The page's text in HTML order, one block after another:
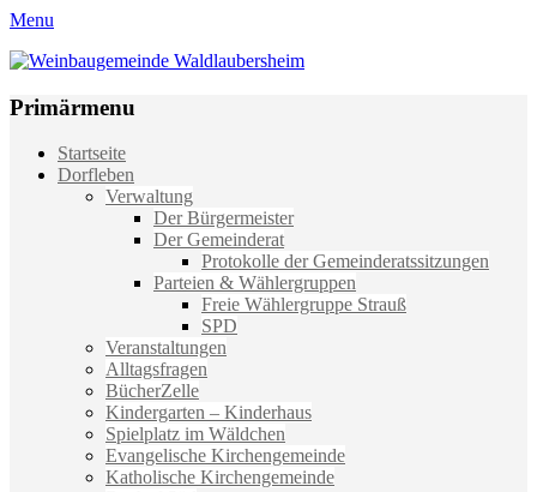
Menu
Weinbaugemeinde Waldlaubersheim
Primärmenu
Weiter
zum
Startseite
Dorfleben
Verwaltung
Der Bürgermeister
Der Gemeinderat
Protokolle der Gemeinderatssitzungen
Parteien & Wählergruppen
Freie Wählergruppe Strauß
SPD
Veranstaltungen
Alltagsfragen
BücherZelle
Kindergarten – Kinderhaus
Spielplatz im Wäldchen
Evangelische Kirchengemeinde
Katholische Kirchengemeinde